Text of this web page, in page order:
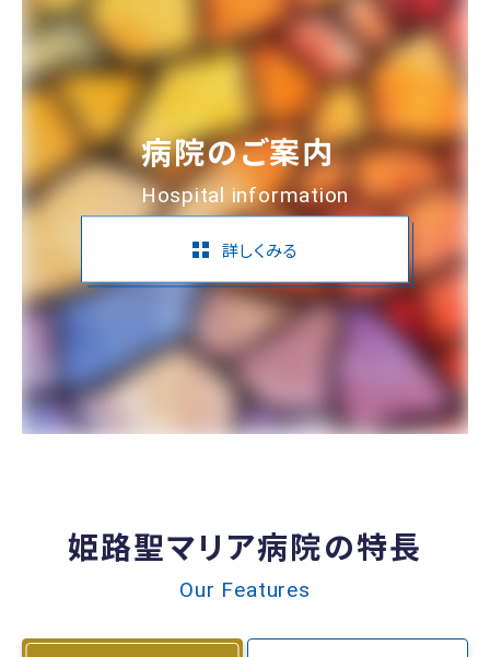
病院のご案内
Hospital information
詳しくみる
姫路聖マリア病院の特長
Our Features